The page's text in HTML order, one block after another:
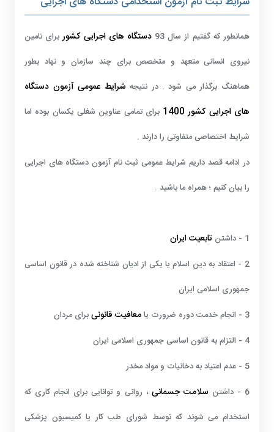
همانطور که گفتیم از سال 93 دستگاه های اجرایی کشوربرای تامین
نیروی انسانی متعهد و متخصص برای چند سازمان و نهاد بطور
هماهنگ برگذار می شود . در نتیجهشرایط عمومی آزمون دستگاه
های اجرایی کشور1400
برای تمامی عناوین شغلی یکسان بوده اما
شرایط اختصاصی متفاوتی را دارند .
در ادامه قصد داریم شرایط عمومی ثبت نام آزمون دستگاه های اجرایی
را بیان کنیم ؛ همراه ما باشید .
1 - داشتن تابعیت ایران
2 - اعتقاد به دین اسلام یا یکی از ادیان شناخته شده در قانون اساسی
جمهوری اسلامی ایران
3 - انجام خدمت دوره ضرورت یا
معافیت قانونیبرای مردان
4 - التزام به قانون اساسی جمهوری اسلامی ایران
5 - عدم اعتیاد به دخانیات و مواد مخدر
6 - داشتن
سلامت جسمانی ، روانی و توانایی برای انجام کاری که
استخدام می شوند که توسط شورای طب کار یا کمیسیون پزشکی